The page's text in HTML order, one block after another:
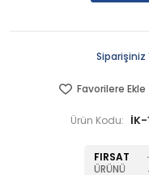
Siparişiniz 1
Favorilere Ekle
Ürün Kodu: İK-
FIRSAT
ÜRÜNÜ